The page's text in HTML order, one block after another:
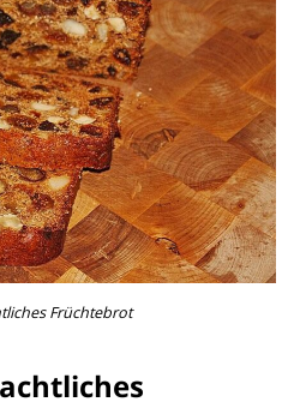
Früchtebrot